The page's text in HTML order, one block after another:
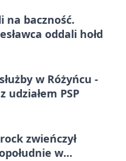
na baczność.
oddali hołd
w Różyńcu -
udziałem PSP
zwieńczył
w